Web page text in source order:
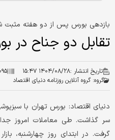
بازدهی بورس پس از دو هفته مثبت
تقابل دو جناح در
تاریخ انتشار :۱۴۰۴/۰۸/۲۸ ۱۵:۴۷
گروه: گروه آنلاین روزنامه دنیای اقتصاد
دنیای اقتصاد: بورس تهران با
سر گذاشت. طی معاملات امروز
گرفت. در ابتدای روز چهارشنبه،